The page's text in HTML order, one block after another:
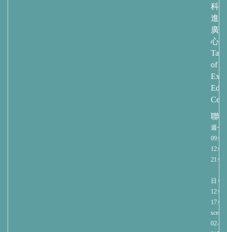
科
進
廣
心
of
聯
週一
09:00-
21:00
日
17:00
02-